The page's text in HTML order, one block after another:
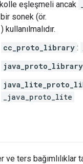
eşleşmeli ancak
sonek (ör.
) kullanılmalıdır.
cc_proto_library :
java_proto_library
_java_proto_lite
ve ters bağımlılıklar